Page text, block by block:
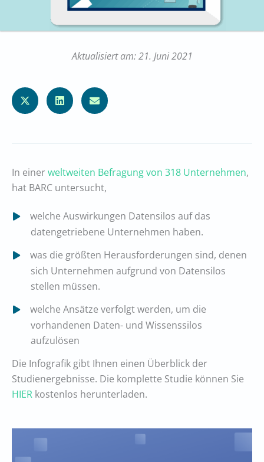
Aktualisiert am: 21. Juni 2021
In einerweltweiten Befragung von 318 Unternehmen,
hat BARC untersucht,
welche Auswirkungen Datensilos auf das
datengetriebene Unternehmen haben.
was die größten Herausforderungen sind, denen
sich Unternehmen aufgrund von Datensilos
stellen müssen.
welche Ansätze verfolgt werden, um die
vorhandenen Daten- und Wissenssilos
aufzulösen
Die Infografik gibt Ihnen einen Überblick der
Studienergebnisse. Die komplette Studie können Sie
HIER kostenlos herunterladen.